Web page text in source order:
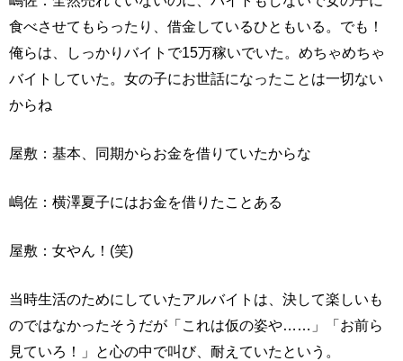
食べさせてもらったり、借金しているひともいる。でも！
俺らは、しっかりバイトで15万稼いでいた。めちゃめちゃ
バイトしていた。女の子にお世話になったことは一切ない
からね
屋敷：基本、同期からお金を借りていたからな
嶋佐：横澤夏子にはお金を借りたことある
屋敷：女やん！(笑)
当時生活のためにしていたアルバイトは、決して楽しいも
のではなかったそうだが「これは仮の姿や……」「お前ら
見ていろ！」と心の中で叫び、耐えていたという。